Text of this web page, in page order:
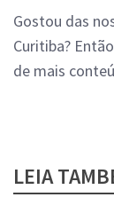
Gostou das
Curitiba? Então
de mais
LEIA